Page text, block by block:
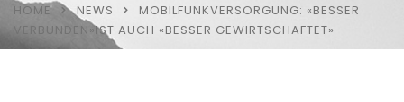
HOME NEWS
MOBILFUNKVERSORGUNG: «BESSER
VERBUNDEN»IST AUCH «BESSER GEWIRTSCHAFTET»